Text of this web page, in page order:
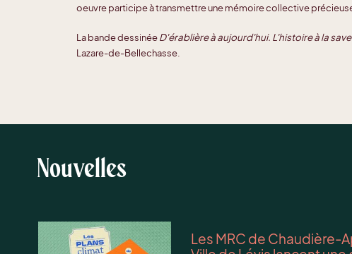
oeuvre participe à transmettre une mémoire collective
La bande dessinéeD'érablière à aujourd'hui. L'histoire à la
Lazare-de-Bellechasse.
Nouvelles
Les MRC de Chaudière-